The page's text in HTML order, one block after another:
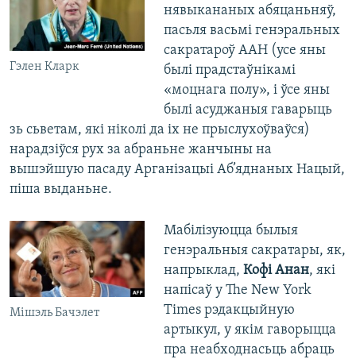
Гэлен Кларк
нявыкананых абяцаньняў,
пасьля васьмі генэральных
сакратароў ААН (усе яны
былі прадстаўнікамі
«моцнага полу», і ўсе яны
былі асуджаныя гаварыць
зь сьветам, які ніколі да іх не прыслухоўваўся)
нарадзіўся рух за абраньне жанчыны на
вышэйшую пасаду Арганізацыі Аб’яднаных Нацый,
піша выданьне.
Мішэль Бачэлет
Мабілізуюцца былыя
генэральныя сакратары, як,
напрыклад, Кофі Анан, які
напісаў у The New York
Times рэдакцыйную
артыкул, у якім гаворыцца
пра неабходнасьць абраць